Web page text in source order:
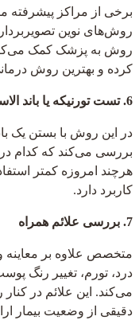
برخی از مراکز پیشرفته
روش‌های نوین
روش به پزشک کمک
کرده و بهترین روش
6. تست تورنیکه یا باند الاستیک
در این روش با بستن یک
بررسی می‌کند که کدام
هرچند امروزه کمتر
کاربرد دارد.
7. بررسی علائم همراه
متخصص علاوه بر معاینه و
درد، تورم، تغییر رنگ
می‌کند. این علائم در
دقیقی از وضعیت بیمار